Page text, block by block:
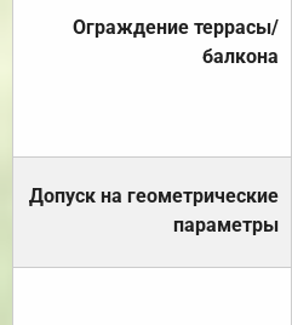
Ограждение террасы/
балкона
Допуск на геометрические
параметры